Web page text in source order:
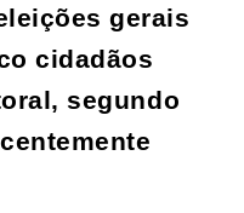
gerais
cidadãos
segundo